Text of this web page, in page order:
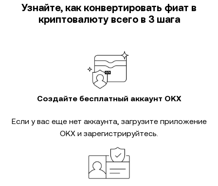
Узнайте, как конвертировать фиат в
криптовалюту всего в 3 шага
Создайте бесплатный аккаунт OKX
Если у вас еще нет аккаунта, загрузите приложение
OKX и зарегистрируйтесь.